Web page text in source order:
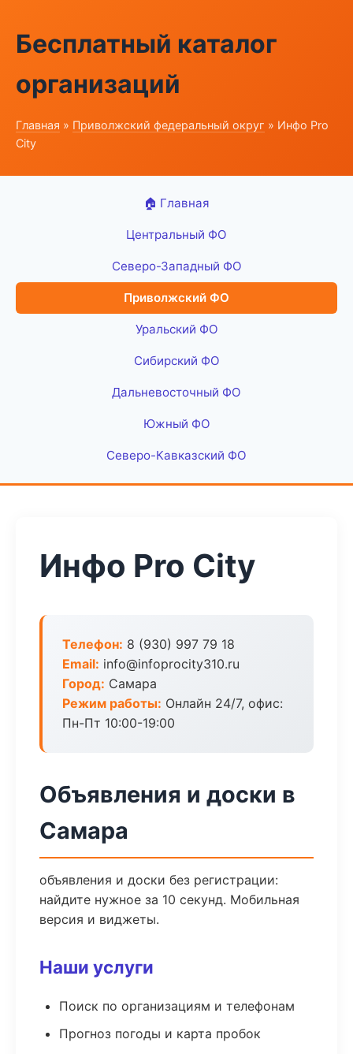
Бесплатный каталог
организаций
Главная » Приволжский федеральный округ » Инфо Pro
City
🏠 Главная
Центральный ФО
Северо-Западный ФО
Приволжский ФО
Уральский ФО
Сибирский ФО
Дальневосточный ФО
Южный ФО
Северо-Кавказский ФО
Инфо Pro City
Телефон: 8 (930) 997 79 18
Email: info@infoprocity310.ru
Город: Самара
Режим работы: Онлайн 24/7, офис:
Пн-Пт 10:00-19:00
Объявления и доски в
Самара
объявления и доски без регистрации:
найдите нужное за 10 секунд. Мобильная
версия и виджеты.
Наши услуги
Поиск по организациям и телефонам
Прогноз погоды и карта пробок